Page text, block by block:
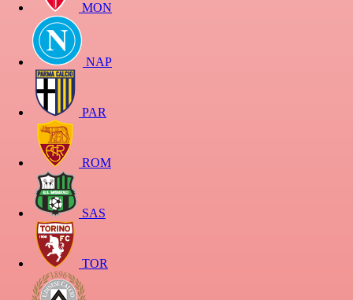
MON
NAP
PAR
ROM
SAS
TOR